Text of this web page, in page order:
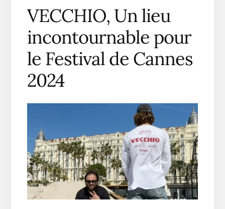
VECCHIO, Un lieu
incontournable pour
le Festival de Cannes
2024